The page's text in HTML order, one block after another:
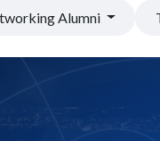
Alumni